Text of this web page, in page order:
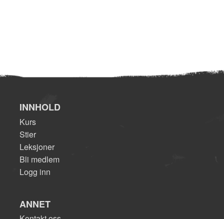
INNHOLD
Kurs
Stier
Leksjoner
Bli medlem
Logg inn
ANNET